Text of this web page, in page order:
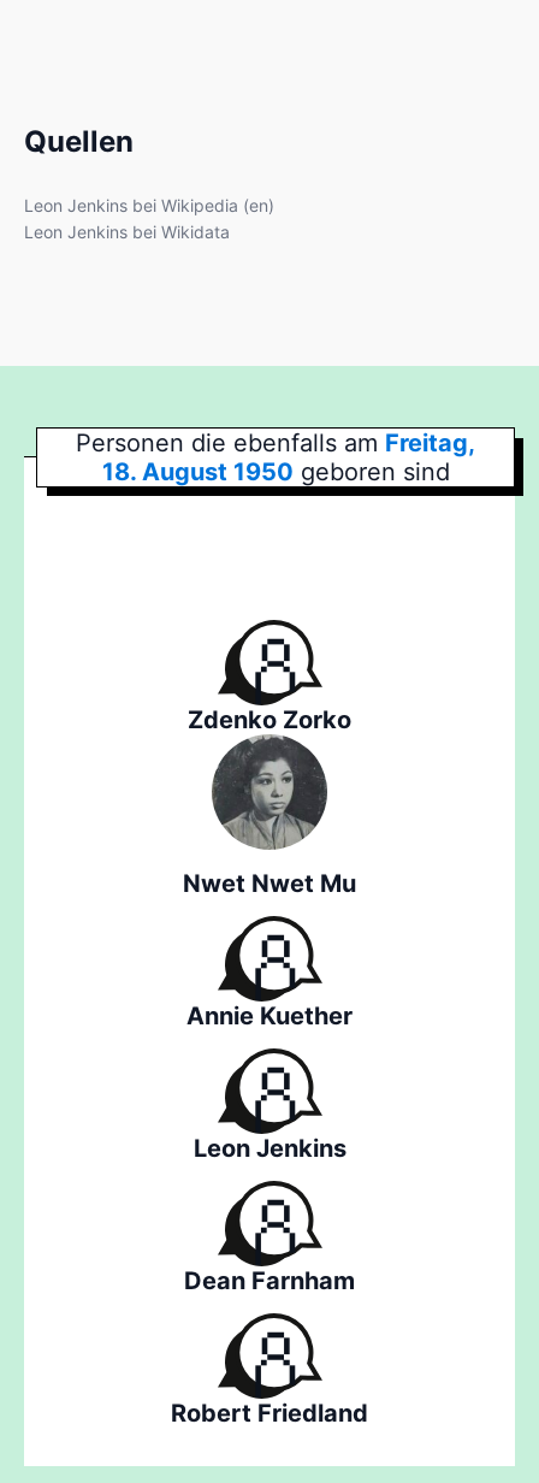
Quellen
Leon Jenkins bei Wikipedia (en)
Leon Jenkins bei Wikidata
Personen die ebenfalls am Freitag,
18. August 1950 geboren sind
Zdenko Zorko
Nwet Nwet Mu
Annie Kuether
Leon Jenkins
Dean Farnham
Robert Friedland